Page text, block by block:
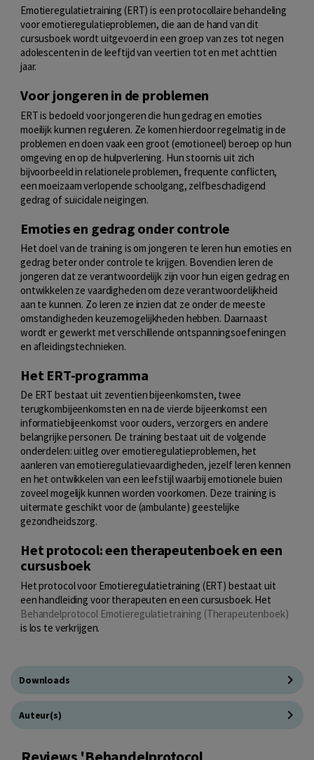
Emotieregulatietraining (ERT) is een protocollaire behandeling
voor emotieregulatieproblemen, die aan de hand van dit
cursusboek wordt uitgevoerd in een groep van zes tot negen
adolescenten in de leeftijd van veertien tot en met achttien
jaar.
Voor jongeren in de problemen
ERT is bedoeld voor jongeren die hun gedrag en emoties
moeilijk kunnen reguleren. Ze komen hierdoor regelmatig in de
problemen en doen vaak een groot (emotioneel) beroep op hun
omgeving en op de hulpverlening. Hun stoornis uit zich
bijvoorbeeld in relationele problemen, frequente conflicten,
een moeizaam verlopende schoolgang, zelfbeschadigend
gedrag of suïcidale neigingen.
Emoties en gedrag onder controle
Het doel van de training is om jongeren te leren hun emoties en
gedrag beter onder controle te krijgen. Bovendien leren de
jongeren dat ze verantwoordelijk zijn voor hun eigen gedrag en
ontwikkelen ze vaardigheden om deze verantwoordelijkheid
aan te kunnen. Zo leren ze inzien dat ze onder de meeste
omstandigheden keuzemogelijkheden hebben. Daarnaast
wordt er gewerkt met verschillende ontspanningsoefeningen
en afleidingstechnieken.
Het ERT-programma
De ERT bestaat uit zeventien bijeenkomsten, twee
terugkombijeenkomsten en na de vierde bijeenkomst een
informatiebijeenkomst voor ouders, verzorgers en andere
belangrijke personen. De training bestaat uit de volgende
onderdelen: uitleg over emotieregulatieproblemen, het
aanleren van emotieregulatievaardigheden, jezelf leren kennen
en het ontwikkelen van een leefstijl waarbij emotionele buien
zoveel mogelijk kunnen worden voorkomen. Deze training is
uitermate geschikt voor de (ambulante) geestelijke
gezondheidszorg.
Het protocol: een therapeutenboek en een
cursusboek
Het protocol voor Emotieregulatietraining (ERT) bestaat uit
een handleiding voor therapeuten en een cursusboek. Het
Behandelprotocol Emotieregulatietraining (Therapeutenboek)
is los te verkrijgen.
Downloads
Auteur(s)